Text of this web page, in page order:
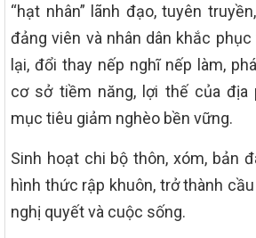
“hạt nhân” lãnh đạo, tuyên
đảng viên và nhân dân khắc
lại, đổi thay nếp nghĩ nếp làm,
cơ sở tiềm năng, lợi thế của địa
mục tiêu giảm nghèo bền vững.
Sinh hoạt chi bộ thôn, xóm, bản
hình thức rập khuôn, trở thành
nghị quyết và cuộc sống.